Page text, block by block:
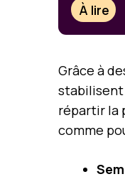
À lire
Grâce à
stabilisent
répartir la
comme